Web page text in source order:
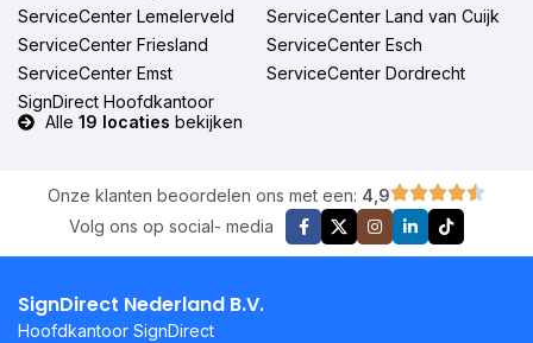
ServiceCenter Lemelerveld
ServiceCenter Land van Cuijk
ServiceCenter Friesland
ServiceCenter Esch
ServiceCenter Emst
ServiceCenter Dordrecht
SignDirect Hoofdkantoor
Alle 19 locaties bekijken
Onze klanten beoordelen ons met een: 4,9
Volg ons op social- media
SignDirect Nederland B.V.
Hoofdkantoor SignDirect